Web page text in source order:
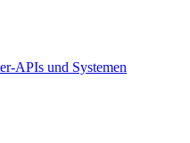
APIs und Systemen